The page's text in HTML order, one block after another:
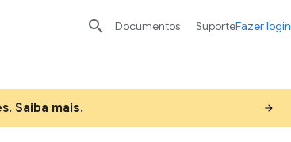
Saiba mais.
 Documentos SuporteFazer login